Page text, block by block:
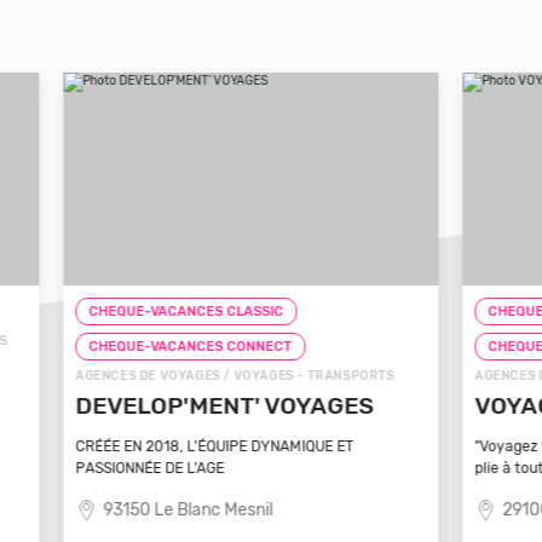
CHEQUE-VACANCES CLASSIC
CHEQUE-VACANCES CONNECT
AGENCES DE VOYAGES / VOYAGES - TRANSPORTS
VOYAGEZ VOS REVES
"Voyagez vos rêves - L'agence de voyage qui se
plie à tout
29100 Poullan Sur Mer
ZOOS,